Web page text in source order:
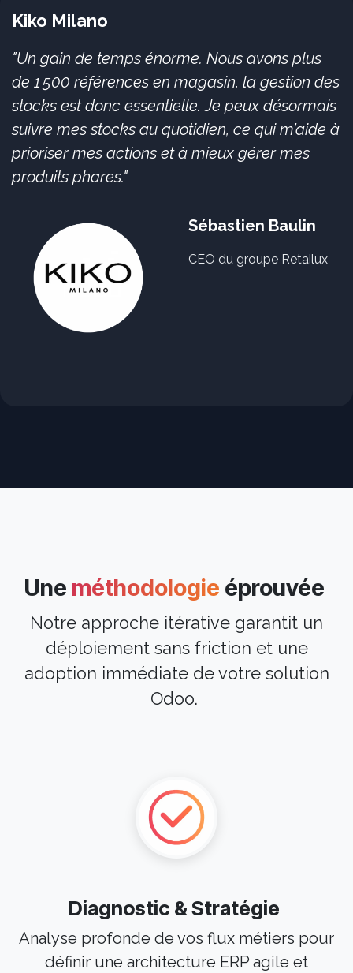
Kiko Milano
"Un gain de temps énorme. Nous avons plus
de 1 500 références en magasin, la gestion des
stocks est donc essentielle. Je peux désormais
suivre mes stocks au quotidien, ce qui m’aide à
prioriser mes actions et à mieux gérer mes
produits phares."
Sébastien Baulin
CEO du groupe Retailux
Une méthodologie éprouvée
Notre approche itérative garantit un
déploiement sans friction et une
adoption immédiate de votre solution
Odoo.
Diagnostic & Stratégie
Analyse profonde de vos flux métiers pour
définir une architecture ERP agile et